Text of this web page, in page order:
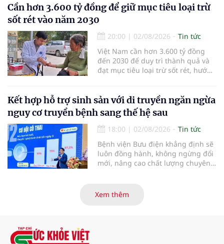
cường hậu kiểm, ứng dụng chuyển
đổi số, kiểm soát nguy cơ theo toàn
bộ chuỗi cung ứng và nâng cao
hiệu quả quản lý loại hình thức ăn
đường phố, bếp ăn tập thể, góp
phần nâng cao hiệu quả bảo đảm
an toàn thực phẩm trong giai đoạn
mới.
Cần hơn 3.600 tỷ đồng để giữ mục tiêu loại trừ
sốt rét vào năm 2030
20:00 | 02/08/2026
Tin tức
Việt Nam cần hơn 3.600 tỷ đồng
đến 2030 để duy trì thành quả và
đạt mục tiêu loại trừ sốt rét, hướng
Kết hợp hỗ trợ sinh sản với di truyền ngăn ngừa
nguy cơ truyền bệnh sang thế hệ sau
18:00 | 02/08/2026
Tin tức
Bệnh viện Bưu điện khẳng định sẽ
luôn đồng hành, không ngừng đổi
mới, nâng cao chất lượng chuyên
thành “có thể”, giúp ngày càng
nhiều gia đình vô sinh, hiếm muộn
Xem thêm